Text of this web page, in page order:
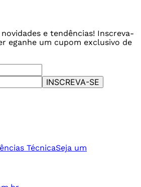
e tendências! Inscreva-
eganhe um cupom exclusivo de
INSCREVA-SE
TécnicaSeja um